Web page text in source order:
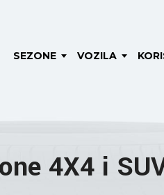
SEZONE VOZILA
4X4 i